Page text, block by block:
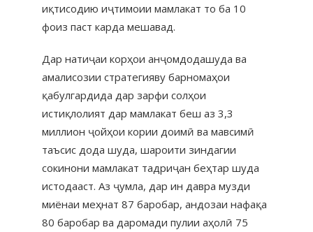
иқтисодию иҷтимоии мамлакат то ба 10
фоиз паст карда мешавад.
Дар натиҷаи корҳои анҷомдодашуда ва
амалисозии стратегияву барномаҳои
қабулгардида дар зарфи солҳои
истиқлолият дар мамлакат беш аз 3,3
миллион ҷойҳои кории доимӣ ва мавсимӣ
таъсис дода шуда, шароити зиндагии
сокинони мамлакат тадриҷан беҳтар шуда
истодааст. Аз ҷумла, дар ин давра музди
миёнаи меҳнат 87 баробар, андозаи нафақа
80 баробар ва даромади пулии аҳолӣ 75